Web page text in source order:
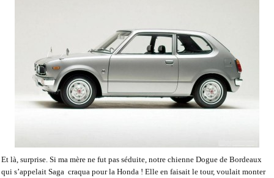
Et là, surprise. Si ma mère ne fut pas séduite, notre chienne Dogue de Bordeaux
qui s’appelait Saga craqua pour la Honda ! Elle en faisait le tour, voulait monter